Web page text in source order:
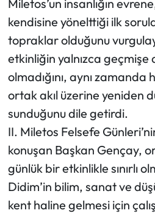
Miletos’un insanlığın
kendisine yönelttiği ilk
topraklar olduğunu
etkinliğin yalnızca
olmadığını, aynı
ortak akıl üzerine yeniden
sunduğunu dile getirdi.
II. Miletos Felsefe
konuşan Başkan Gençay,
günlük bir etkinlikle sınırlı
Didim’in bilim, sanat ve
kent haline gelmesi için